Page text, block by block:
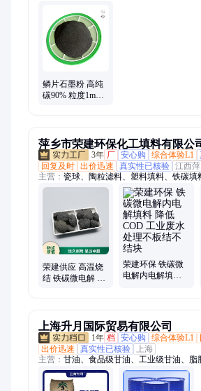
甲烷、软水盐、DMF、二甲基甲酰胺、聚乙
600、水玻璃、乙醇、甲酸、草酸、大苏打
水
鳞片石墨粉 高纯
碳90% 粒度1mm
萍乡市荣建环保化工填料有限公
3年 厂 安心购 综合体验L1
回复及时 出价迅速 真实性已核验 江西
主营： 瓷球、陶粒滤料、塑料填料、铁碳填
填料、耐酸砖、氨水过滤器
荣建供应 高温烧
结 铁碳微电解 深
荣建环保 铁碳微
电解内电解填料
上海升月国际贸易有限公司
1年 档 安心购 综合体验L1
出价迅速
真实性已核验
上海
主营： 甘油、食品级甘油、工业级甘油、脂
蔻酸、硬脂酸、油酸、棕榈酸、脂肪醇、十
醇、10醇、8/10醇、12醇、1618醇、22醇、